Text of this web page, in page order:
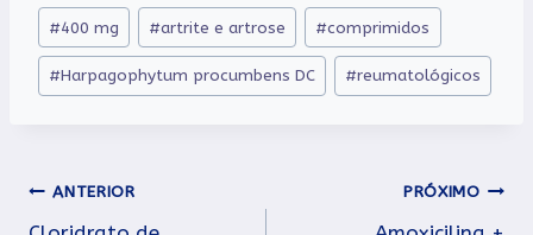
Tags
do
Post:
#400 mg #artrite e artrose #comprimidos
#Harpagophytum procumbens DC #reumatológicos
Navegação
ANTERIOR PRÓXIMO